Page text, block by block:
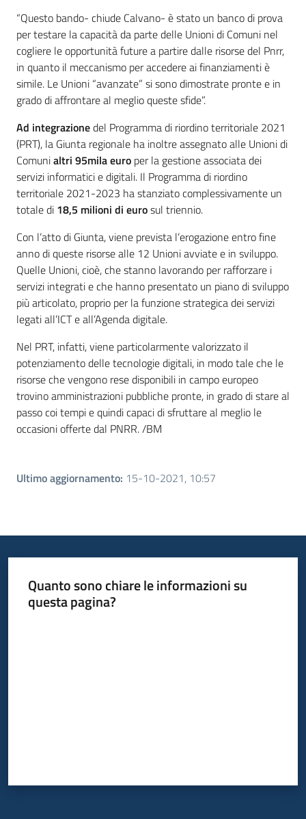
“Questo bando- chiude Calvano- è stato un banco di prova
per testare la capacità da parte delle Unioni di Comuni nel
cogliere le opportunità future a partire dalle risorse del Pnrr,
in quanto il meccanismo per accedere ai finanziamenti è
simile. Le Unioni “avanzate” si sono dimostrate pronte e in
grado di affrontare al meglio queste sfide”.
Ad integrazionedel Programma di riordino territoriale 2021
(PRT), la Giunta regionale ha inoltre assegnato alle Unioni di
Comunialtri 95mila euro per la gestione associata dei
servizi informatici e digitali. Il Programma di riordino
territoriale 2021-2023 ha stanziato complessivamente un
totale di 18,5 milioni di eurosul triennio.
Con l’atto di Giunta, viene prevista l’erogazione entro fine
anno di queste risorse alle 12 Unioni avviate e in sviluppo.
Quelle Unioni, cioè, che stanno lavorando per rafforzare i
servizi integrati e che hanno presentato un piano di sviluppo
più articolato, proprio per la funzione strategica dei servizi
legati all’ICT e all’Agenda digitale.
Nel PRT, infatti, viene particolarmente valorizzato il
potenziamento delle tecnologie digitali, in modo tale che le
risorse che vengono rese disponibili in campo europeo
trovino amministrazioni pubbliche pronte, in grado di stare al
passo coi tempi e quindi capaci di sfruttare al meglio le
occasioni offerte dal PNRR. /BM
Ultimo aggiornamento: 15-10-2021, 10:57
Quanto sono chiare le informazioni su
questa pagina?